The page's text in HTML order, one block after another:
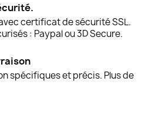
certificat de sécurité SSL.
: Paypal ou 3D Secure.
spécifiques et précis. Plus de